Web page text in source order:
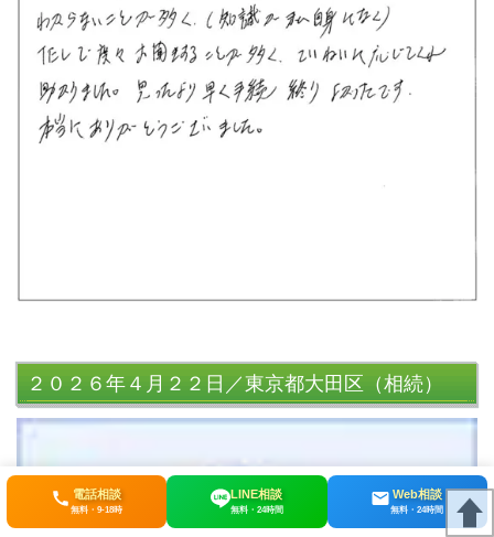
２０２６年４月２２日／東京都大田区（相続）
電話相談
無料・9-18時
LINE相談
無料・24時間
Web相談
無料・24時間